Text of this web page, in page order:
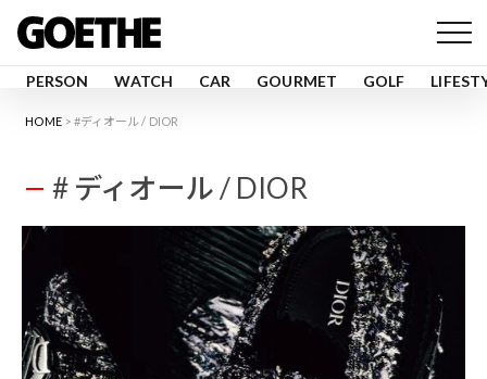
PERSON WATCH CAR GOURMET GOLF
HOME #ディオール / DIOR
# ディオール / DIOR